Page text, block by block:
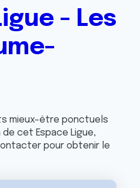
- Les
mieux-être ponctuels
cet Espace Ligue,
pour obtenir le